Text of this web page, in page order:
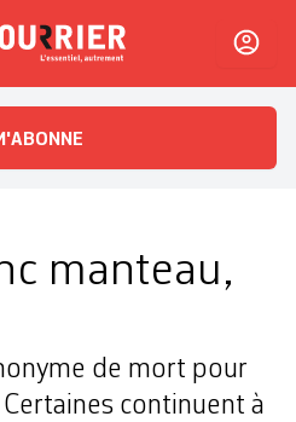
L'essentiel, autrement
manteau,
de mort pour
continuent à